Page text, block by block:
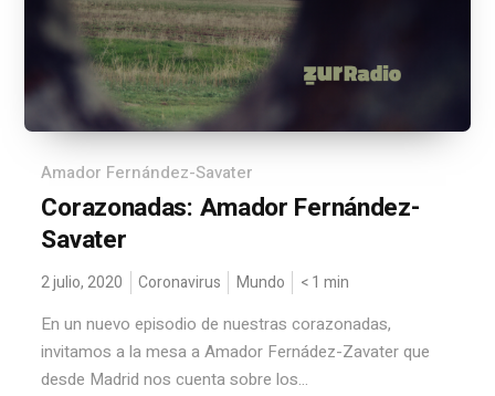
Amador Fernández-Savater
Corazonadas: Amador Fernández-
Savater
2 julio, 2020 Coronavirus Mundo < 1 min
En un nuevo episodio de nuestras corazonadas,
invitamos a la mesa a Amador Fernádez-Zavater que
desde Madrid nos cuenta sobre los...